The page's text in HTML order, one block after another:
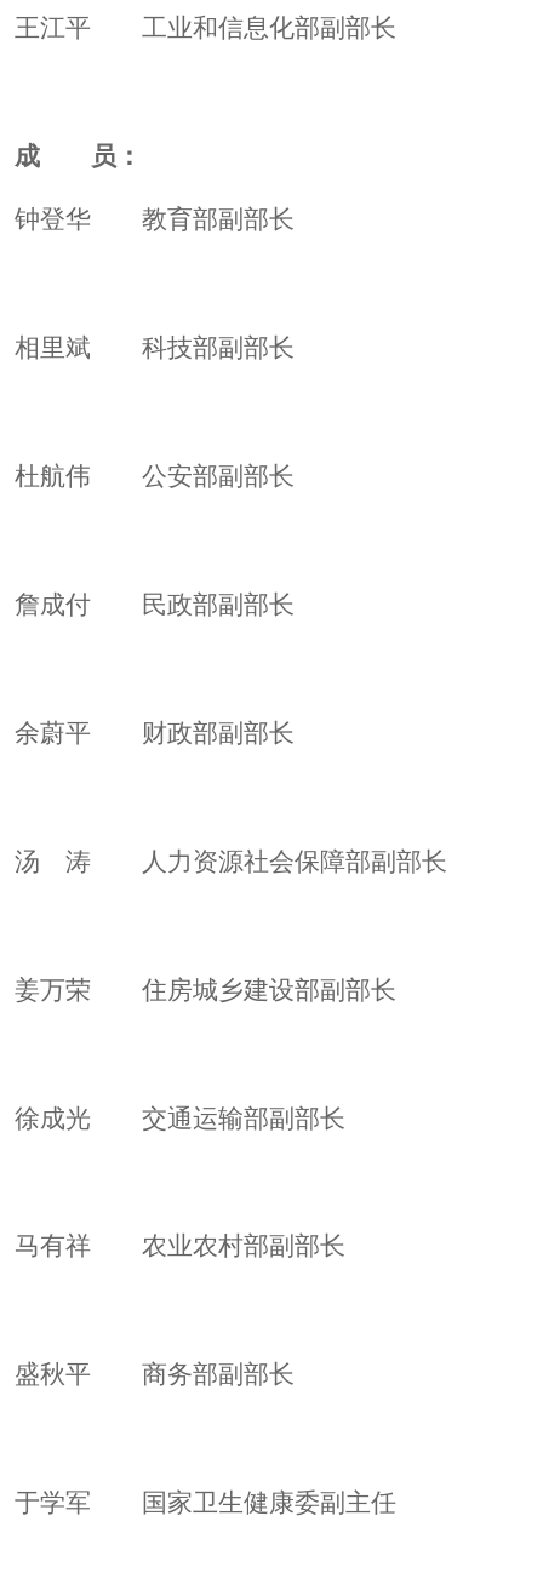
王江平 工业和信息化部副部长
成 员：
钟登华 教育部副部长
相里斌 科技部副部长
杜航伟 公安部副部长
詹成付 民政部副部长
余蔚平 财政部副部长
汤 涛 人力资源社会保障部副部长
姜万荣 住房城乡建设部副部长
徐成光 交通运输部副部长
马有祥 农业农村部副部长
盛秋平 商务部副部长
于学军 国家卫生健康委副主任